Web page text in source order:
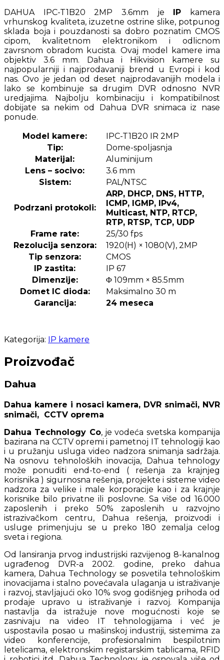
DAHUA IPC-T1B20 2MP 3.6mm je IP kamera
vrhunskog kvaliteta, izuzetne ostrine slike, potpunog
sklada boja i pouzdanosti sa dobro poznatim CMOS
cipom, kvalitetnom elektronikom i odlicnom
zavrsnom obradom kucista. Ovaj model kamere ima
objektiv 3.6 mm. Dahua i Hikvision kamere su
najpopularniji i najprodavaniji brend u Evropi i kod
nas. Ovo je jedan od deset najprodavanijih modela i
lako se kombinuje sa drugim DVR odnosno NVR
uredjajima. Najbolju kombinaciju i kompatibilnost
dobijate sa nekim od Dahua DVR snimaca iz nase
ponude.
Model kamere:
IPC-T1B20 IR 2MP
Tip:
Dome-spoljasnja
Materijal:
Aluminijum
Lens – socivo:
3.6 mm
Sistem:
PAL/NTSC
Podrzani protokoli:
ARP, DHCP, DNS, HTTP,
ICMP, IGMP, IPv4,
Multicast, NTP, RTCP,
RTP, RTSP, TCP, UDP
Frame rate:
25/30 fps
Rezolucija senzora:
1920(H) × 1080(V), 2MP
Tip senzora:
CMOS
IP zastita:
IP 67
Dimenzije:
Φ 109mm × 85.5mm
Domet IC dioda:
Maksimalno 30 m
Garancija:
24 meseca
Kategorija: IP kamere
Proizvođač
Dahua
Dahua kamere i nosaci kamera, DVR snimači, NVR
snimači, CCTV oprema
Dahua Technology Co, je vodeća svetska kompanija
bazirana na CCTV opremi i pametnoj IT tehnologiji kao
i u pružanju usluga video nadzora snimanja sadržaja.
Na osnovu tehnoloških inovacija, Dahua tehnology
može ponuditi end-to-end ( rešenja za krajnjeg
korisnika ) sigurnosna rešenja, projekte i sisteme video
nadzora za velike i male korporacije kao i za krajnje
korisnike bilo privatne ili poslovne. Sa više od 16.000
zaposlenih i preko 50% zaposlenih u razvojno
istrazivačkom centru, Dahua rešenja, proizvodi i
usluge primenjuju se u preko 180 zemalja celog
sveta i regiona.
Od lansiranja prvog industrijski razvijenog 8-kanalnog
ugrađenog DVR-a 2002. godine, preko dahua
kamera, Dahua Technology se posvetila tehnološkim
inovacijama i stalno povećavala ulaganja u istraživanje
i razvoj, stavljajući oko 10% svog godišnjeg prihoda od
prodaje upravo u istraživanje i razvoj. Kompanija
nastavlja da istražuje nove mogućnosti koje se
zasnivaju na video IT tehnologijama i već je
uspostavila posao u mašinskoj industriji, sistemima za
video konferencije, profesionalnim bespilotnim
letelicama, elektronskim registarskim tablicama, RFID